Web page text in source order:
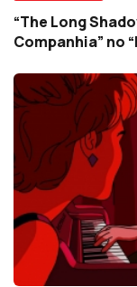
“The Long
Companhia” no